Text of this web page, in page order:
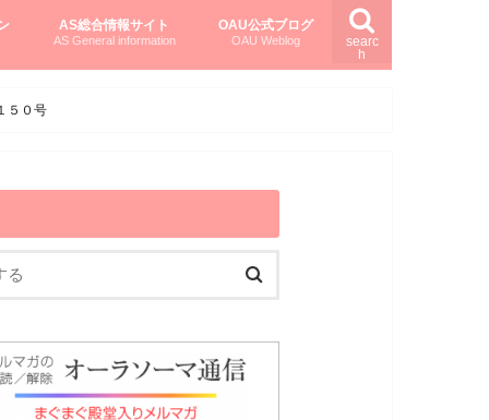
searc
h
AS総合情報サイト
AS General information
OAU公式ブログ
OAU Weblog
５０号